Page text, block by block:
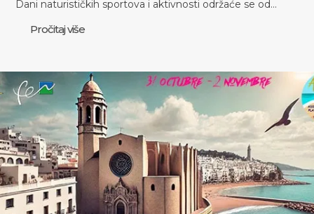
Dani naturističkih sportova i aktivnosti održaće se od…
Pročitaj više